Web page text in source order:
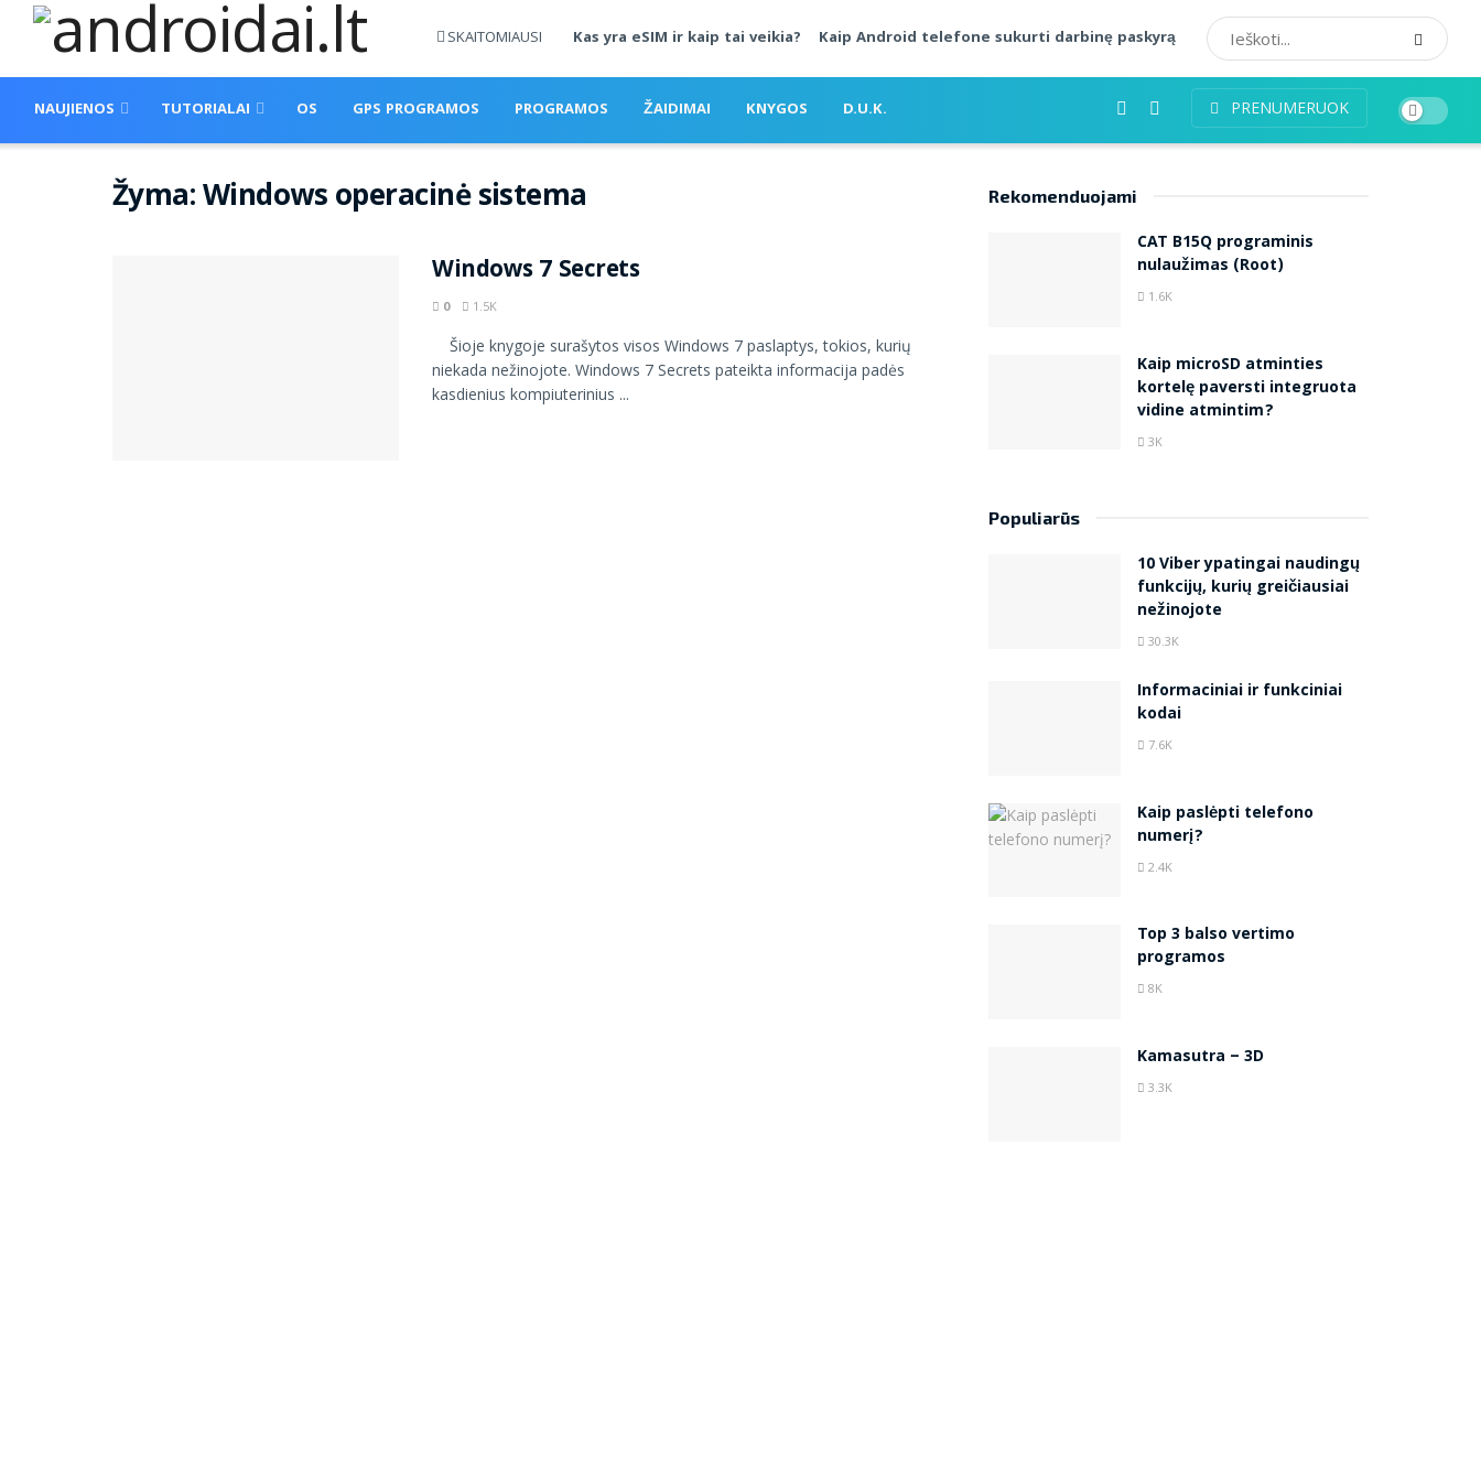
SKAITOMIAUSI Kas yra eSIM ir kaip tai veikia? Kaip Android telefone sukurti darbinę paskyrą
NAUJIENOS TUTORIALAI OS GPS PROGRAMOS PROGRAMOS ŽAIDIMAI KNYGOS D.U.K. PRENUMERUOK
Žyma:Windows operacinė sistema
Windows 7 Secrets
0 1.5K
Šioje knygoje surašytos visos Windows 7 paslaptys, tokios, kurių
niekada nežinojote. Windows 7 Secrets pateikta informacija padės
kasdienius kompiuterinius ...
Rekomenduojami
CAT B15Q programinis
nulaužimas (Root)
1.6K
Kaip microSD atminties
kortelę paversti integruota
vidine atmintim?
3K
Populiarūs
10 Viber ypatingai naudingų
funkcijų, kurių greičiausiai
nežinojote
30.3K
Informaciniai ir funkciniai
kodai
7.6K
Kaip paslėpti telefono
numerį?
2.4K
Top 3 balso vertimo
programos
8K
Kamasutra – 3D
3.3K